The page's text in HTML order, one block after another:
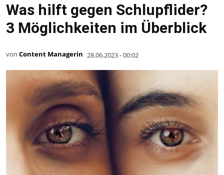
Was hilft gegen Schlupflider?
3 Möglichkeiten im Überblick
von Content Managerin 28.06.2023 - 00:02